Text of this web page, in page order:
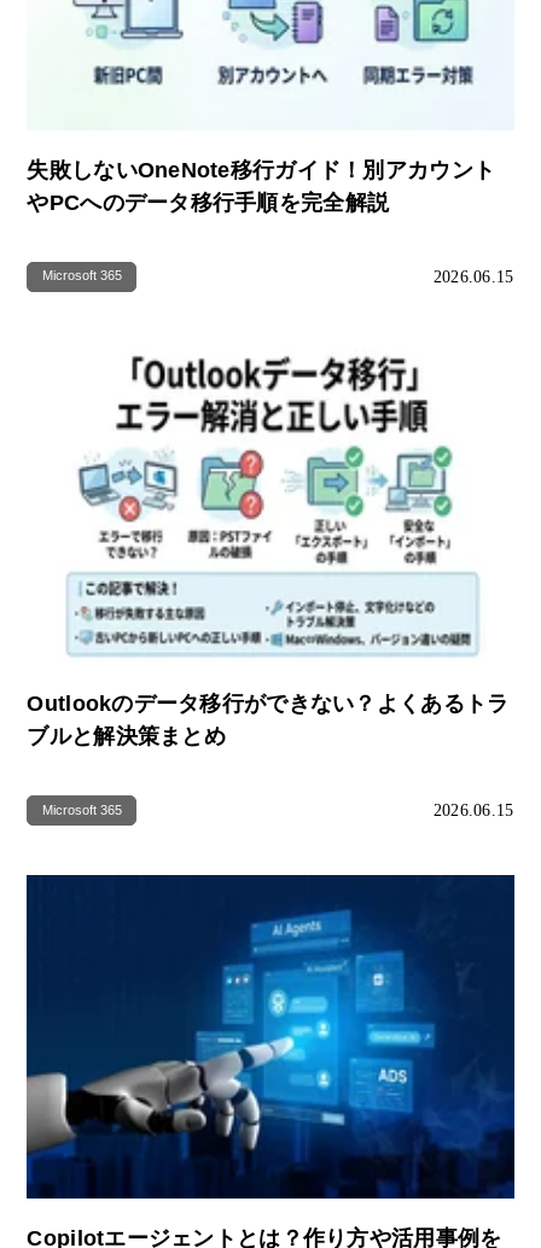
失敗しないOneNote移行ガイド！別アカウント
やPCへのデータ移行手順を完全解説
Microsoft 365 2026.06.15
Outlookのデータ移行ができない？よくあるトラ
ブルと解決策まとめ
Microsoft 365 2026.06.15
Copilotエージェントとは？作り方や活用事例を